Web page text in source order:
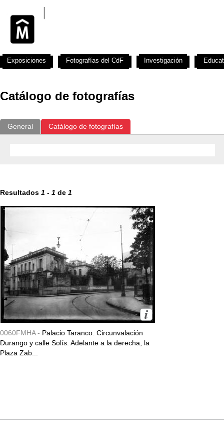
Catálogo de fotografías
General Catálogo de fotografías
Resultados 1 - 1 de 1
0060FMHA - Palacio Taranco. Circunvalación
Durango y calle Solís. Adelante a la derecha, la
Plaza Zab...
Exposiciones Fotografías del CdF Investigación